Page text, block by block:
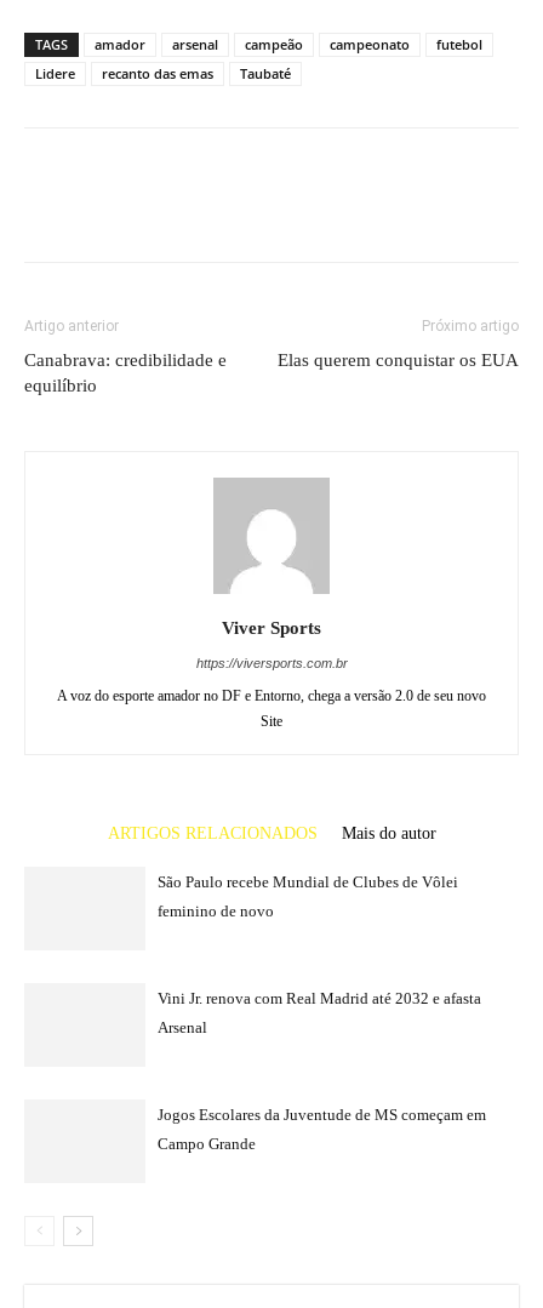
TAGS amador arsenal campeão campeonato
futebol
Lidere
recanto das emas Taubaté
Artigo anterior
Canabrava: credibilidade e
equilíbrio
Próximo artigo
Elas querem conquistar os EUA
Viver Sports
https://viversports.com.br
A voz do esporte amador no DF e Entorno, chega a versão 2.0 de seu novo
Site
ARTIGOS RELACIONADOS Mais do autor
São Paulo recebe Mundial de Clubes de Vôlei
feminino de novo
Vini Jr. renova com Real Madrid até 2032 e afasta
Arsenal
Jogos Escolares da Juventude de MS começam em
Campo Grande